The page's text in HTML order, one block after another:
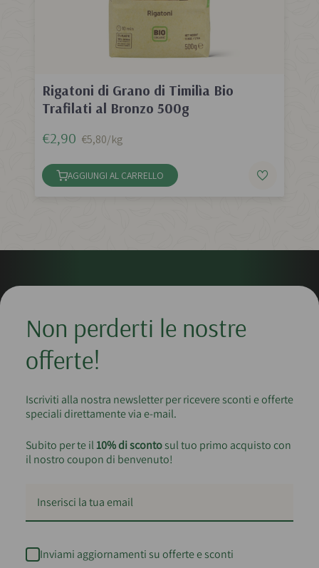
Rigatoni di Grano di Timilìa Bio
Trafilati al Bronzo 500g
€2,90 €5,80/kg
AGGIUNGI AL CARRELLO
Non perderti le nostre
offerte!
Iscriviti alla nostra newsletter per ricevere sconti e offerte
speciali direttamente via e-mail.
Subito per te il10% di scontosul tuo primo acquisto con
il nostro coupon di benvenuto!
Inviami aggiornamenti su offerte e sconti